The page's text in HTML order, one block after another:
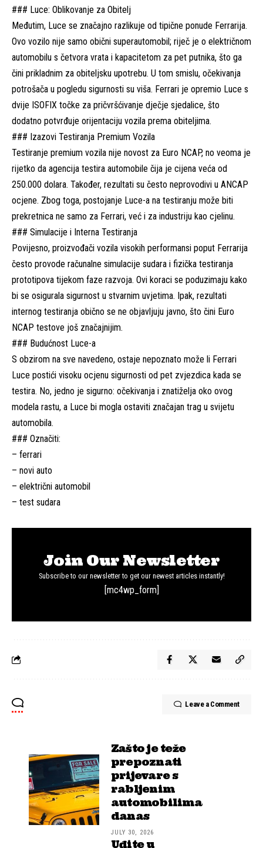
### Luce: Oblikovanje za Obitelj
Međutim, Luce se značajno razlikuje od tipične ponude Ferrarija.
Ovo vozilo nije samo obični superautomobil; riječ je o električnom
automobilu s četvora vrata i kapacitetom za pet putnika, što ga
čini prikladnim za obiteljsku upotrebu. U tom smislu, očekivanja
potrošača u pogledu sigurnosti su viša. Ferrari je opremio Luce s
dvije ISOFIX točke za pričvršćivanje dječje sjedalice, što
dodatno potvrđuje orijentaciju vozila prema obiteljima.
### Izazovi Testiranja Premium Vozila
Testiranje premium vozila nije novost za Euro NCAP, no veoma je
rijetko da agencija testira automobile čija je cijena veća od
250.000 dolara. Također, rezultati su često neprovodivi u ANCAP
ocjene. Zbog toga, postojanje Luce-a na testiranju može biti
prekretnica ne samo za Ferrari, već i za industriju kao cjelinu.
### Simulacije i Interna Testiranja
Povijesno, proizvođači vozila visokih performansi poput Ferrarija
često provode računalne simulacije sudara i fizička testiranja
prototipova tijekom faze razvoja. Ovi koraci se poduzimaju kako
bi se osigurala sigurnost u stvarnim uvjetima. Ipak, rezultati
internog testiranja obično se ne objavljuju javno, što čini Euro
NCAP testove još značajnijim.
### Budućnost Luce-a
S obzirom na sve navedeno, ostaje nepoznato može li Ferrari
Luce postići visoku ocjenu sigurnosti od pet zvjezdica kada se
testira. No, jedno je sigurno: očekivanja i znatiželja oko ovog
modela rastu, a Luce bi mogla ostaviti značajan trag u svijetu
automobila.
### Označiti:
– ferrari
– novi auto
– električni automobil
– test sudara
Join Our Newsletter
Subscribe to our newsletter to get our newest articles instantly!
[mc4wp_form]
Leave a Comment
Zašto je teže
prepoznati
prijevare s
rabljenim
automobilima
danas
JULY 30, 2026
Uđite u